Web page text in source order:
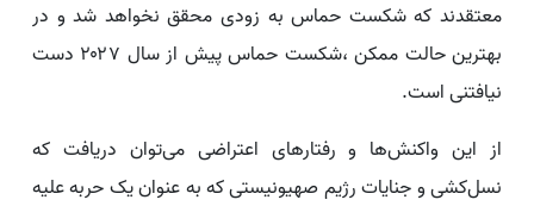
معتقدند که شکست حماس به زودی محقق نخواهد شد و در
بهترین حالت ممکن ،شکست حماس پیش از سال ۲۰۲۷ دست
نیافتنی است.
از این واکنش‌ها و رفتارهای اعتراضی می‌توان دریافت که
نسل‌کشی و جنایات رژیم صهیونیستی که به عنوان یک حربه علیه